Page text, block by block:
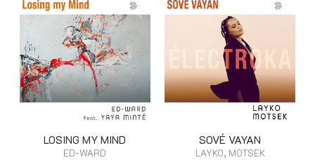
LOSING MY MIND
ED-WARD
SOVÉ VAYAN
LAYKO, MOTSEK